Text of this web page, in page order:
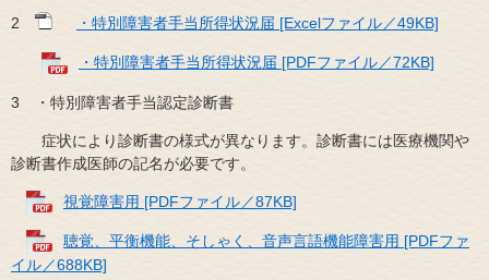
2 ・特別障害者手当所得状況届 [Excelファイル／49KB]
・特別障害者手当所得状況届 [PDFファイル／72KB]
3 ・特別障害者手当認定診断書
症状により診断書の様式が異なります。診断書には医療機関や
診断書作成医師の記名が必要です。
視覚障害用 [PDFファイル／87KB]
聴覚、平衡機能、そしゃく、音声言語機能障害用 [PDFファ
イル／688KB]